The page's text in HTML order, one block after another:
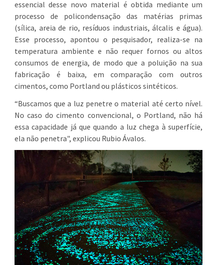
essencial desse novo material é obtida mediante um
processo de policondensação das matérias primas
(sílica, areia de rio, resíduos industriais, álcalis e água).
Esse processo, apontou o pesquisador, realiza-se na
temperatura ambiente e não requer fornos ou altos
consumos de energia, de modo que a poluição na sua
fabricação é baixa, em comparação com outros
cimentos, como Portland ou plásticos sintéticos.
“Buscamos que a luz penetre o material até certo nível.
No caso do cimento convencional, o Portland, não há
essa capacidade já que quando a luz chega à superfície,
ela não penetra", explicou Rubio Ávalos.